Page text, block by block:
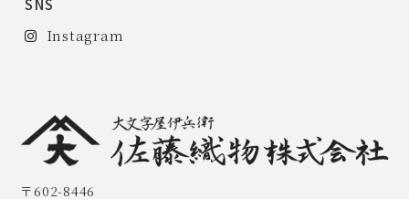
Instagram
〒602-8446